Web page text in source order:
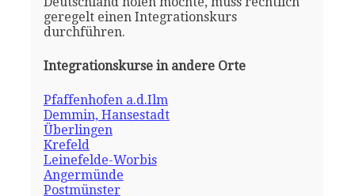
geregelt einen Integrationskurs
durchführen.
Integrationskurse in andere Orte
Pfaffenhofen a.d.Ilm
Demmin, Hansestadt
Überlingen
Krefeld
Leinefelde-Worbis
Angermünde
Postmünster